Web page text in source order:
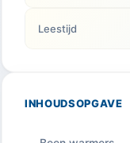
Leestijd
INHOUDSOPGAVE